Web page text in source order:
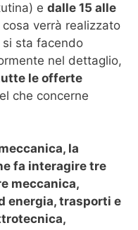
e dalle 15 alle
verrà realizzato
sta facendo
nel dettaglio,
le offerte
che concerne
la
fa interagire tre
meccanica,
energia, trasporti e